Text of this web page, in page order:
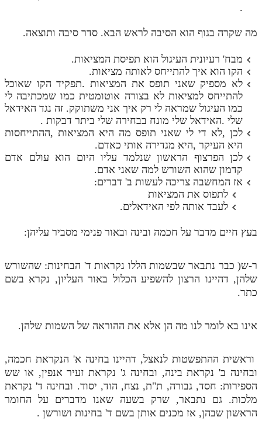
תלמוד עשר הספירות חלק ו
תלמוד עשר הספירות חלק ז
תלמוד עשר הספירות חלק ח
תלמוד עשר הספירות חלק ט
תלמוד עשר הספירות חלק י
תלמוד עשר הספירות חלק יא
תלמוד עשר הספירות חלק יב
תלמוד עשר הספירות חלק טו
תלמוד עשר הספירות חלק טז
אודות האתר
אודות האתר
בעל הסולם
אתר הבית
.
מה שקרה בגוף הוא הסיבה לראש הבא. סדר סיבה ותוצאה.
מבח' רעיונית העיגול הוא תפיסת המציאות.
הקו הוא איך להתייחס לאותה מציאות.
לא מספיק שאני תופס את המציאות .תפקיד הקו שאוכל
להתייחס למציאות לא בצורה אוטומטית כמו שמכתיבה לי
כמו העיגול שמראה לי רק איך אני משתוקק. זה נגד האידאל
שלי .האידאל שלי מונח בבחירה שלי ביתר דבקות .
לכן ,לא די לי שאני תופס מה היא המציאות ,ההתייחסות
היא העיקר ,היא מגדירה אותי כאדם.
לכן הפרצוף הראשון שנלמד עליו היום הוא עולם אדם
קדמון שהוא השורש למה שאני אדם.
אז המחשבה צריכה לעשות ב' דברים:
לתפוס את המציאות
לעבד אותה לפי האידאלים.
בעץ חיים מדבר על חכמה ובינה ובאור פנימי מסביר עליהן:
ר-ש( כבר נתבאר שבשמות הללו נקראות ד' הבחינות: שהשורש
שלהן, דהיינו הרצון להשפיע הכלול באור העליון, נקרא בשם
כתר.
אינו בא לומר לנו מה הן אלא את ההוראה של השמות שלהן.
וראשית ההתפשטות לנאצל, דהיינו בחינה א' הנקראת חכמה,
ובחינה ב' נקראת בינה, ובחינה ג' נקראת זעיר אנפין, או שש
הספירות: חסד, גבורה, ת"ת, נצח, הוד, יסוד. ובחינה ד' נקראת
מלכות. גם נתבאר, שרק בשעה שאנו מדברים על החומר
הראשון שבהן, אז מכנים אותן בשם ד' בחינות ושורשן .